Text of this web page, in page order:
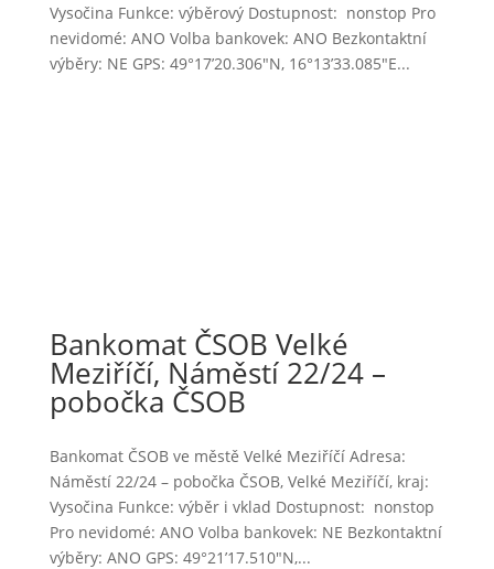
Vysočina Funkce: výběrový Dostupnost: nonstop Pro
nevidomé: ANO Volba bankovek: ANO Bezkontaktní
výběry: NE GPS: 49°17’20.306″N, 16°13’33.085″E...
Bankomat ČSOB Velké
Meziříčí, Náměstí 22/24 –
pobočka ČSOB
Bankomat ČSOB ve městě Velké Meziříčí Adresa:
Náměstí 22/24 – pobočka ČSOB, Velké Meziříčí, kraj:
Vysočina Funkce: výběr i vklad Dostupnost: nonstop
Pro nevidomé: ANO Volba bankovek: NE Bezkontaktní
výběry: ANO GPS: 49°21’17.510″N,...